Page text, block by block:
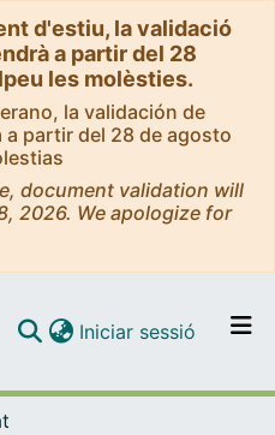
d'estiu, la validació
a partir del 28
les molèsties.
la validación de
partir del 28 de agosto
document validation will
2026. We apologize for
per tot el DD
Iniciar sessió (current)